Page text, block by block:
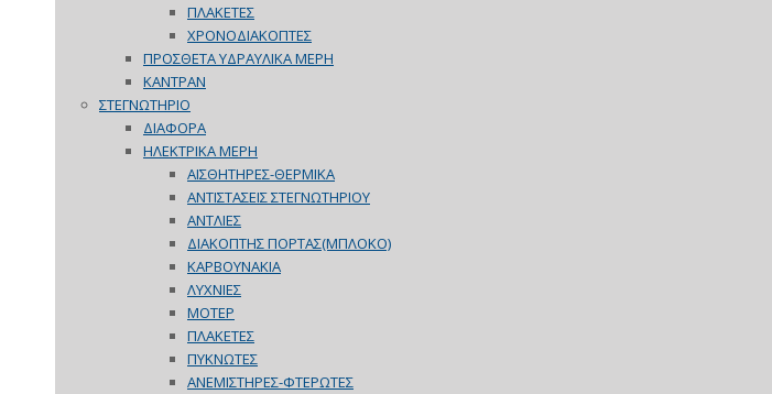
ΠΛΑΚΕΤΕΣ
ΧΡΟΝΟΔΙΑΚΟΠΤΕΣ
ΠΡΟΣΘΕΤΑ ΥΔΡΑΥΛΙΚΑ ΜΕΡΗ
ΚΑΝΤΡΑΝ
ΣΤΕΓΝΩΤΗΡΙΟ
ΔΙΑΦΟΡΑ
ΗΛΕΚΤΡΙΚΑ ΜΕΡΗ
ΑΙΣΘΗΤΗΡΕΣ-ΘΕΡΜΙΚΑ
ΑΝΤΙΣΤΑΣΕΙΣ ΣΤΕΓΝΩΤΗΡΙΟΥ
ΑΝΤΛΙΕΣ
ΔΙΑΚΟΠΤΗΣ ΠΟΡΤΑΣ(ΜΠΛΟΚΟ)
ΚΑΡΒΟΥΝΑΚΙΑ
ΛΥΧΝΙΕΣ
ΜΟΤΕΡ
ΠΛΑΚΕΤΕΣ
ΠΥΚΝΩΤΕΣ
ΑΝΕΜΙΣΤΗΡΕΣ-ΦΤΕΡΩΤΕΣ